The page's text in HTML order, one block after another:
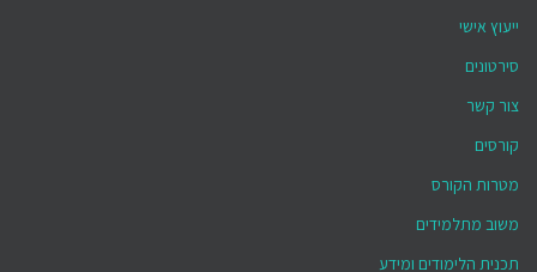
ייעוץ אישי
סירטונים
צור קשר
קורסים
מטרות הקורס
משוב מתלמידים
תכנית הלימודים ומידע